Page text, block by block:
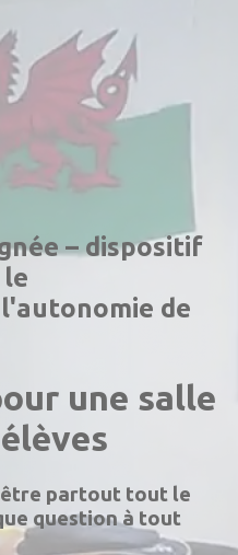
– dispositif
de
une salle
être partout tout le
question à tout